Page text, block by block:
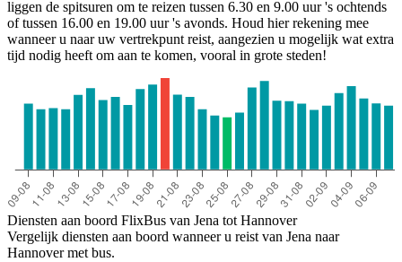
liggen de spitsuren om te reizen tussen 6.30 en 9.00 uur 's ochtends
of tussen 16.00 en 19.00 uur 's avonds. Houd hier rekening mee
wanneer u naar uw vertrekpunt reist, aangezien u mogelijk wat extra
tijd nodig heeft om aan te komen, vooral in grote steden!
Diensten aan boord FlixBus van Jena tot Hannover
Vergelijk diensten aan boord wanneer u reist van Jena naar
Hannover met bus.